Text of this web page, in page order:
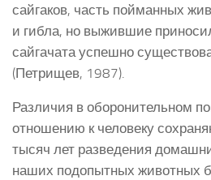
сайгаков, часть пойманных
и гибла, но выжившие
сайгачата успешно
(Петрищев, 1987).
Различия в оборонительном
отношению к человеку
тысяч лет разведения
наших подопытных животных